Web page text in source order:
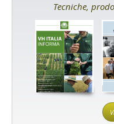
Tecniche,